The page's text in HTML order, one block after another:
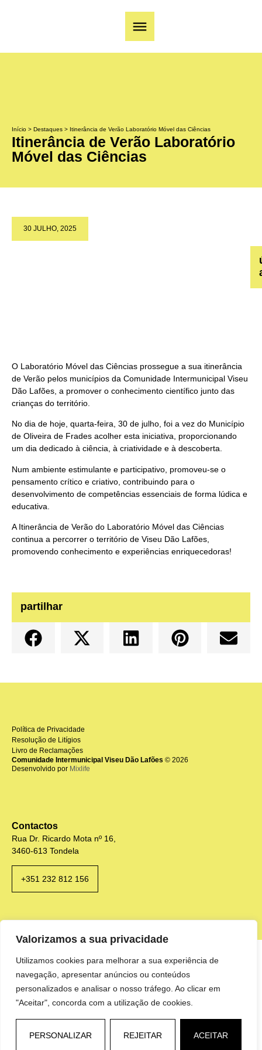
Valorizamos a sua privacidade
Utilizamos cookies para melhorar a sua experiência de
navegação, apresentar anúncios ou conteúdos
personalizados e analisar o nosso tráfego. Ao clicar em
"Aceitar", concorda com a utilização de cookies.
PERSONALIZAR REJEITAR ACEITAR
Início > Destaques > Itinerância de Verão Laboratório Móvel das Ciências
Itinerância de Verão Laboratório
Móvel das Ciências
30 JULHO, 2025
O Laboratório Móvel das Ciências prossegue a sua itinerância
de Verão pelos municípios da Comunidade Intermunicipal Viseu
Dão Lafões, a promover o conhecimento científico junto das
crianças do território.
No dia de hoje, quarta-feira, 30 de julho, foi a vez do Município
de Oliveira de Frades acolher esta iniciativa, proporcionando
um dia dedicado à ciência, à criatividade e à descoberta.
Num ambiente estimulante e participativo, promoveu-se o
pensamento crítico e criativo, contribuindo para o
desenvolvimento de competências essenciais de forma lúdica e
educativa.
A Itinerância de Verão do Laboratório Móvel das Ciências
continua a percorrer o território de Viseu Dão Lafões,
promovendo conhecimento e experiências enriquecedoras!
partilhar
Política de Privacidade
Resolução de Litígios
Livro de Reclamações
Comunidade Intermunicipal Viseu Dão Lafões © 2026
Desenvolvido por Mixlife
Contactos
Rua Dr. Ricardo Mota nº 16,
3460-613 Tondela
+351 232 812 156